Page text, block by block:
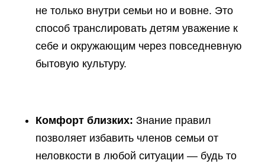
не только внутри семьи но и вовне. Это
способ транслировать детям уважение к
себе и окружающим через повседневную
бытовую культуру.
Комфорт близких: Знание правил
позволяет избавить членов семьи от
неловкости в любой ситуации — будь то